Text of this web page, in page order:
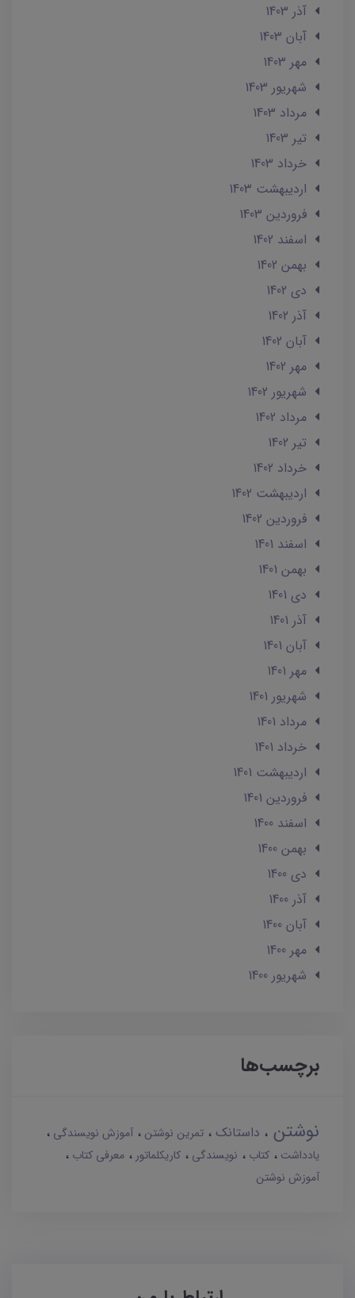
آذر 1403
آبان 1403
مهر 1403
شهریور 1403
مرداد 1403
تير 1403
خرداد 1403
ارديبهشت 1403
فروردین 1403
اسفند 1402
بهمن 1402
دی 1402
آذر 1402
آبان 1402
مهر 1402
شهریور 1402
مرداد 1402
تير 1402
خرداد 1402
ارديبهشت 1402
فروردین 1402
اسفند 1401
بهمن 1401
دی 1401
آذر 1401
آبان 1401
مهر 1401
شهریور 1401
مرداد 1401
خرداد 1401
ارديبهشت 1401
فروردین 1401
اسفند 1400
بهمن 1400
دی 1400
آذر 1400
آبان 1400
مهر 1400
شهریور 1400
برچسب‌ها
نوشتن داستانک تمرین نوشتن
آموزش نویسندگی
یادداشت
کتاب نویسندگی کاریکلماتور
معرفی کتاب
آموزش نوشتن